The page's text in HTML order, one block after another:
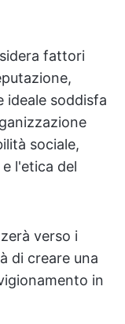
fattori
soddisfa
sociale,
l'etica del
verso i
di creare una
in